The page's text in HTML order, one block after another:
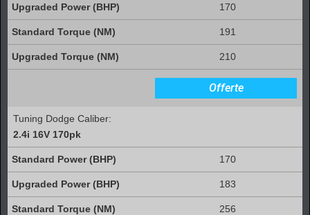
170
191
210
Offerte
Tuning Dodge Caliber:
2.4i 16V 170pk
170
183
256